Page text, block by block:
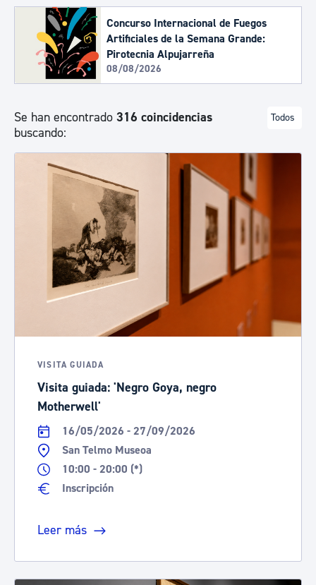
Concurso Internacional de Fuegos
Artificiales de la Semana Grande:
Pirotecnia Alpujarreña
08/08/2026
Se han encontrado 316 coincidencias
buscando:
Todos
VISITA GUIADA
Visita guiada: 'Negro Goya, negro
Motherwell'
16/05/2026 - 27/09/2026
San Telmo Museoa
10:00 - 20:00 (*)
Inscripción
Leer más